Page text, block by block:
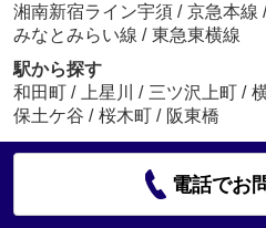
湘南新宿ライン宇須 / 京急本線 /
みなとみらい線 / 東急東横線
駅から探す
和田町 / 上星川 / 三ツ沢上町 /
保土ケ谷 / 桜木町 / 阪東橋
電話でお